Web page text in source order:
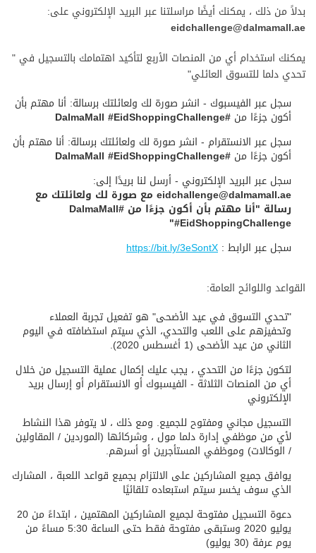
بدلاً من ذلك ، يمكنك أيضًا مراسلتنا عبر البريد الإلكتروني على:
eidchallenge@dalmamall.ae
يمكنك استخدام أي من المنصات الأربع لتأكيد اهتمامك بالتسجيل في "
تحدي دلما للتسوق العائلي"
سجل عبر الفيسبوك - انشر صورة لك ولعائلتك برسالة: أنا مهتم بأن
أكون جزءًا من #DalmaMall #EidShoppingChallenge
سجل عبر الانستقرام - انشر صورة لك ولعائلتك برسالة: أنا مهتم بأن
أكون جزءًا من #DalmaMall #EidShoppingChallenge
سجل عبر البريد الإلكتروني - أرسل لنا بريدًا إلى:
eidchallenge@dalmamall.ae مع صورة لك ولعائلتك مع
رسالة "أنا مهتم بأن أكون جزءًا من #DalmaMall
#EidShoppingChallenge"
سجل عبر الرابط : https://bit.ly/3eSontX
القواعد واللوائح العامة:
"تحدي التسوق في عيد الأضحى" هو تفعيل تجربة العملاء
وتحفيزهم على اللعب والتحدي، الذي سيتم استضافته في اليوم
الثاني من عيد الأضحى (1 أغسطس 2020).
لتكون جزءًا من التحدي ، يجب عليك إكمال عملية التسجيل من خلال
أي من المنصات الثلاثة - الفيسبوك أو الانستقرام أو إرسال بريد
الإلكتروني
التسجيل مجاني ومفتوح للجميع. ومع ذلك ، لا يتوفر هذا النشاط
لأي من موظفي إدارة دلما مول ، وشركائها (الموردين / المقاولين
/ الوكالات) وموظفي المستأجرين أو أسرهم.
يوافق جميع المشاركين على الالتزام بجميع قواعد اللعبة ، المشارك
الذي سوف يخسر سيتم استبعاده تلقائيًا
دعوة التسجيل مفتوحة لجميع المشاركين المهتمين ، ابتداءً من 20
يوليو 2020 وستبقى مفتوحة فقط حتى الساعة 5:30 مساءً من
يوم عرفة (30 يوليو)